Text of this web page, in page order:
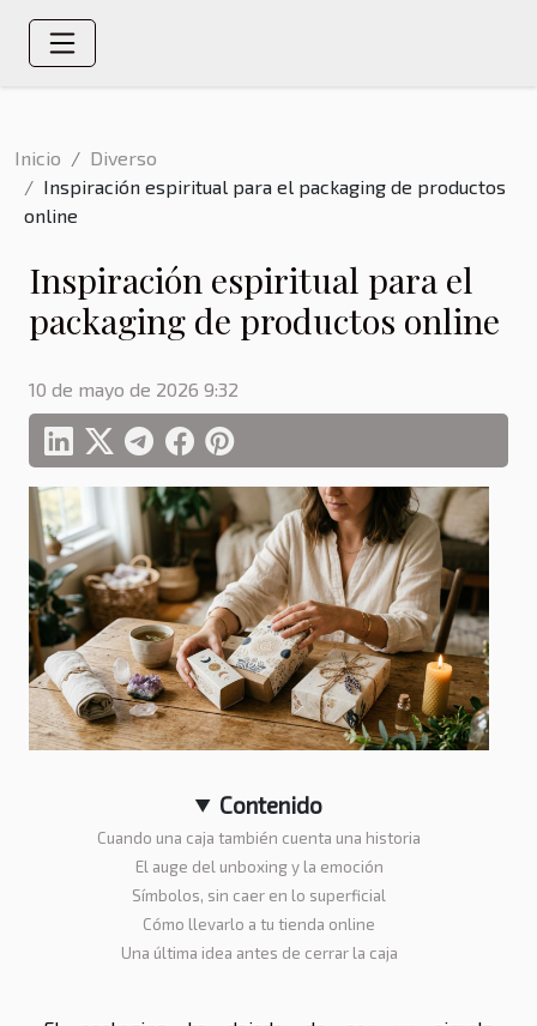
Inicio
Diverso
Inspiración espiritual para el packaging de productos
online
Inspiración espiritual para el
packaging de productos online
10 de mayo de 2026 9:32
Contenido
Cuando una caja también cuenta una historia
El auge del unboxing y la emoción
Símbolos, sin caer en lo superficial
Cómo llevarlo a tu tienda online
Una última idea antes de cerrar la caja